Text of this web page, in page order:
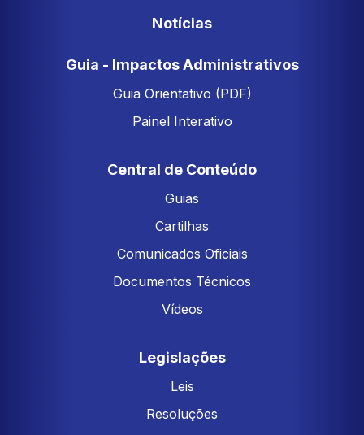
Notícias
Guia - Impactos Administrativos
Guia Orientativo (PDF)
Painel Interativo
Central de Conteúdo
Guias
Cartilhas
Comunicados Oficiais
Documentos Técnicos
Vídeos
Legislações
Leis
Resoluções